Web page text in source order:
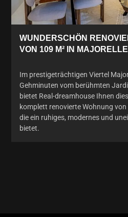
WUNDERSCHÖN
VON 109 M² IN
Im prestigeträchtigen Viertel
Gehminuten vom berühmten
bietet Real-dreamhouse Ihnen
komplett renovierte Wohnung
die ein ruhiges, modernes und
bietet.